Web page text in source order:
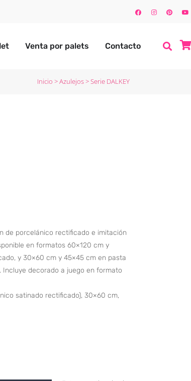
Venta por palets Contacto
Inicio >Azulejos>Serie DALKEY
de porcelánico rectificado e imitación
en formatos 60×120 cm y
y 30×60 cm y 45×45 cm en pasta
Incluye decorado a juego en formato
satinado rectificado), 30×60 cm,